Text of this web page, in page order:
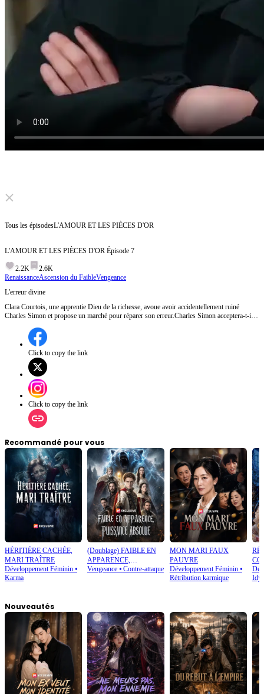
Click to unmute
Tous les épisodesL'AMOUR ET LES PIÈCES D'OR
L'AMOUR ET LES PIÈCES D'OR Épisode 7
2.2K
2.6K
RenaissanceAscension du FaibleVengeance
L'erreur divine
Clara Courtois, une apprentie Dieu de la richesse, avoue avoir accidentellement ruiné
Charles Simon et propose un marché pour réparer son erreur.Charles Simon acceptera-t-il
Click to copy the link
Click to copy the link
Recommandé pour vous
HÉRITIÈRE CACHÉE,
MARI TRAÎTRE
Développement Féminin ⦁
Karma
(Doublage) FAIBLE EN
APPARENCE,
PUISSANCE ABSOLUE
Vengeance⦁ Contre-attaque
MON MARI FAUX
PAUVRE
Développement Féminin⦁
Rétribution karmique
Nouveautés